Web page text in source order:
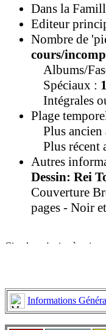
Dans la
Editeur
Nombre de
cours/
Albums/
Spéciaux : 1
Intégrales
Plage
Plus ancien
Plus récent
Autres
Dessin: Rei
Couverture
pages - Noir
Informations